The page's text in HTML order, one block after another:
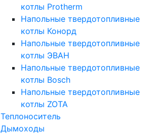
котлы Protherm
Напольные твердотопливные
котлы Конорд
Напольные твердотопливные
котлы ЭВАН
Напольные твердотопливные
котлы Bosch
Напольные твердотопливные
котлы ZOTA
Теплоноситель
Дымоходы